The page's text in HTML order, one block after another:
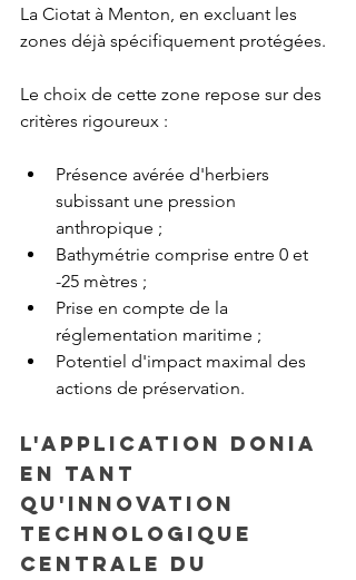
La Ciotat à Menton, en excluant les
zones déjà spécifiquement protégées.
Le choix de cette zone repose sur des
critères rigoureux :
Présence avérée d'herbiers
subissant une pression
anthropique ;
Bathymétrie comprise entre 0 et
-25 mètres ;
Prise en compte de la
réglementation maritime ;
Potentiel d'impact maximal des
actions de préservation.
L'application Donia
en tant
qu'innovation
technologique
centrale du